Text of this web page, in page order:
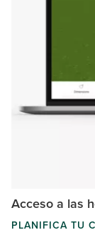
Acceso a las
PLANIFICA TU